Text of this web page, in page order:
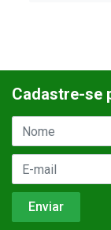
Cadastre-se